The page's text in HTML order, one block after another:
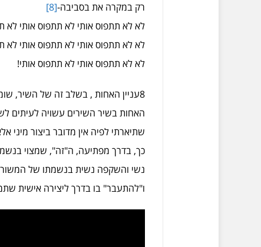
רק במקרה את בסביבה-[8]
לא לא תתפוס אותי לא תתפוס אותי לא
לא לא תתפוס אותי לא תתפוס אותי לא
לא לא תתפוס אותי לא תתפוס אותי!
8עניין האחות , בשלב זה של השיר,
האחות בשיר השירים עשויה
שתיארתי לפיה אין מדובר ביצור
כך, בדרך מפתיעה, ה"זה", שמצוי
נשי והשקפה נשית בנשמתו של
ו"להתעבר" בו בדרך ליצירה אישית